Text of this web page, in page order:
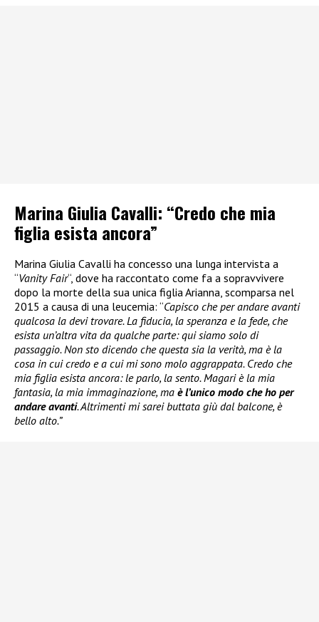
Marina Giulia Cavalli: “Credo che mia
figlia esista ancora”
Marina Giulia Cavalli ha concesso una lunga intervista a
“Vanity Fair“, dove ha raccontato come fa a sopravvivere
dopo la morte della sua unica figlia Arianna, scomparsa nel
2015 a causa di una leucemia: “Capisco che per andare avanti
qualcosa la devi trovare. La fiducia, la speranza e la fede, che
esista un’altra vita da qualche parte: qui siamo solo di
passaggio. Non sto dicendo che questa sia la verità, ma è la
cosa in cui credo e a cui mi sono molo aggrappata. Credo che
mia figlia esista ancora: le parlo, la sento. Magari è la mia
fantasia, la mia immaginazione, ma è l’unico modo che ho per
andare avanti. Altrimenti mi sarei buttata giù dal balcone, è
bello alto.”